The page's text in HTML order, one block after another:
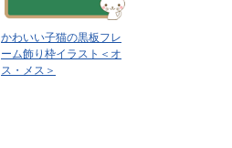
かわいい子猫の黒板フレ
ーム飾り枠イラスト＜オ
ス・メス＞